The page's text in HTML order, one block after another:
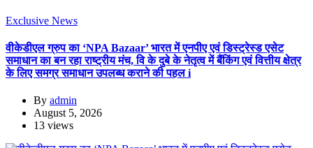
Exclusive News
वीकेडीएल ग्रुप का ‘NPA Bazaar’ भारत में एनपीए एवं डिस्ट्रेस्ड एसेट
समाधान का बन रहा राष्ट्रीय मंच, वि के दुबे के नेतृत्व में बैंकिंग एवं वित्तीय क्षेत्र
के लिए समग्र समाधान उपलब्ध कराने की पहल i
By admin
August 5, 2026
13 views